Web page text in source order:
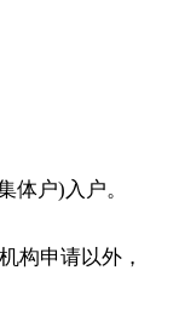
户)入户。
申请以外，